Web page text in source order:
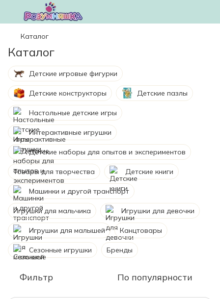
Каталог
Каталог
Детские игровые фигурки
Детские конструкторы Детские пазлы
Настольные детские игры
Интерактивные игрушки
Детские наборы для опытов и экспериментов
Товары для творчества Детские книги
Машинки и другой транспорт
Игрушки для мальчика Игрушки для девочки
Игрушки для малышей Канцтовары
Сезонные игрушки Бренды
Фильтр По популярности